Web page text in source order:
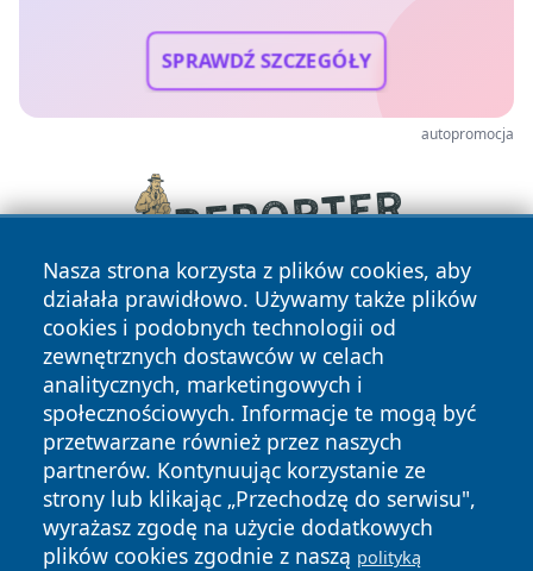
SPRAWDŹ SZCZEGÓŁY
autopromocja
Nasza strona korzysta z plików cookies, aby
działała prawidłowo. Używamy także plików
cookies i podobnych technologii od
zewnętrznych dostawców w celach
analitycznych, marketingowych i
społecznościowych. Informacje te mogą być
przetwarzane również przez naszych
partnerów. Kontynuując korzystanie ze
strony lub klikając „Przechodzę do serwisu",
wyrażasz zgodę na użycie dodatkowych
plików cookies zgodnie z naszą polityką
Copyright © 2026 24piaseczno.pl Wszystkie prawa
zastrzeżone.